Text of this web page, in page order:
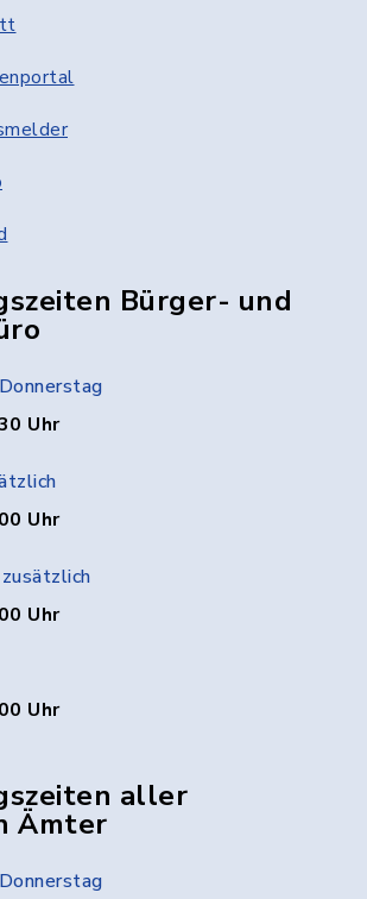
Bürger- und
Uhr
Uhr
Uhr
Uhr
aller
Ämter